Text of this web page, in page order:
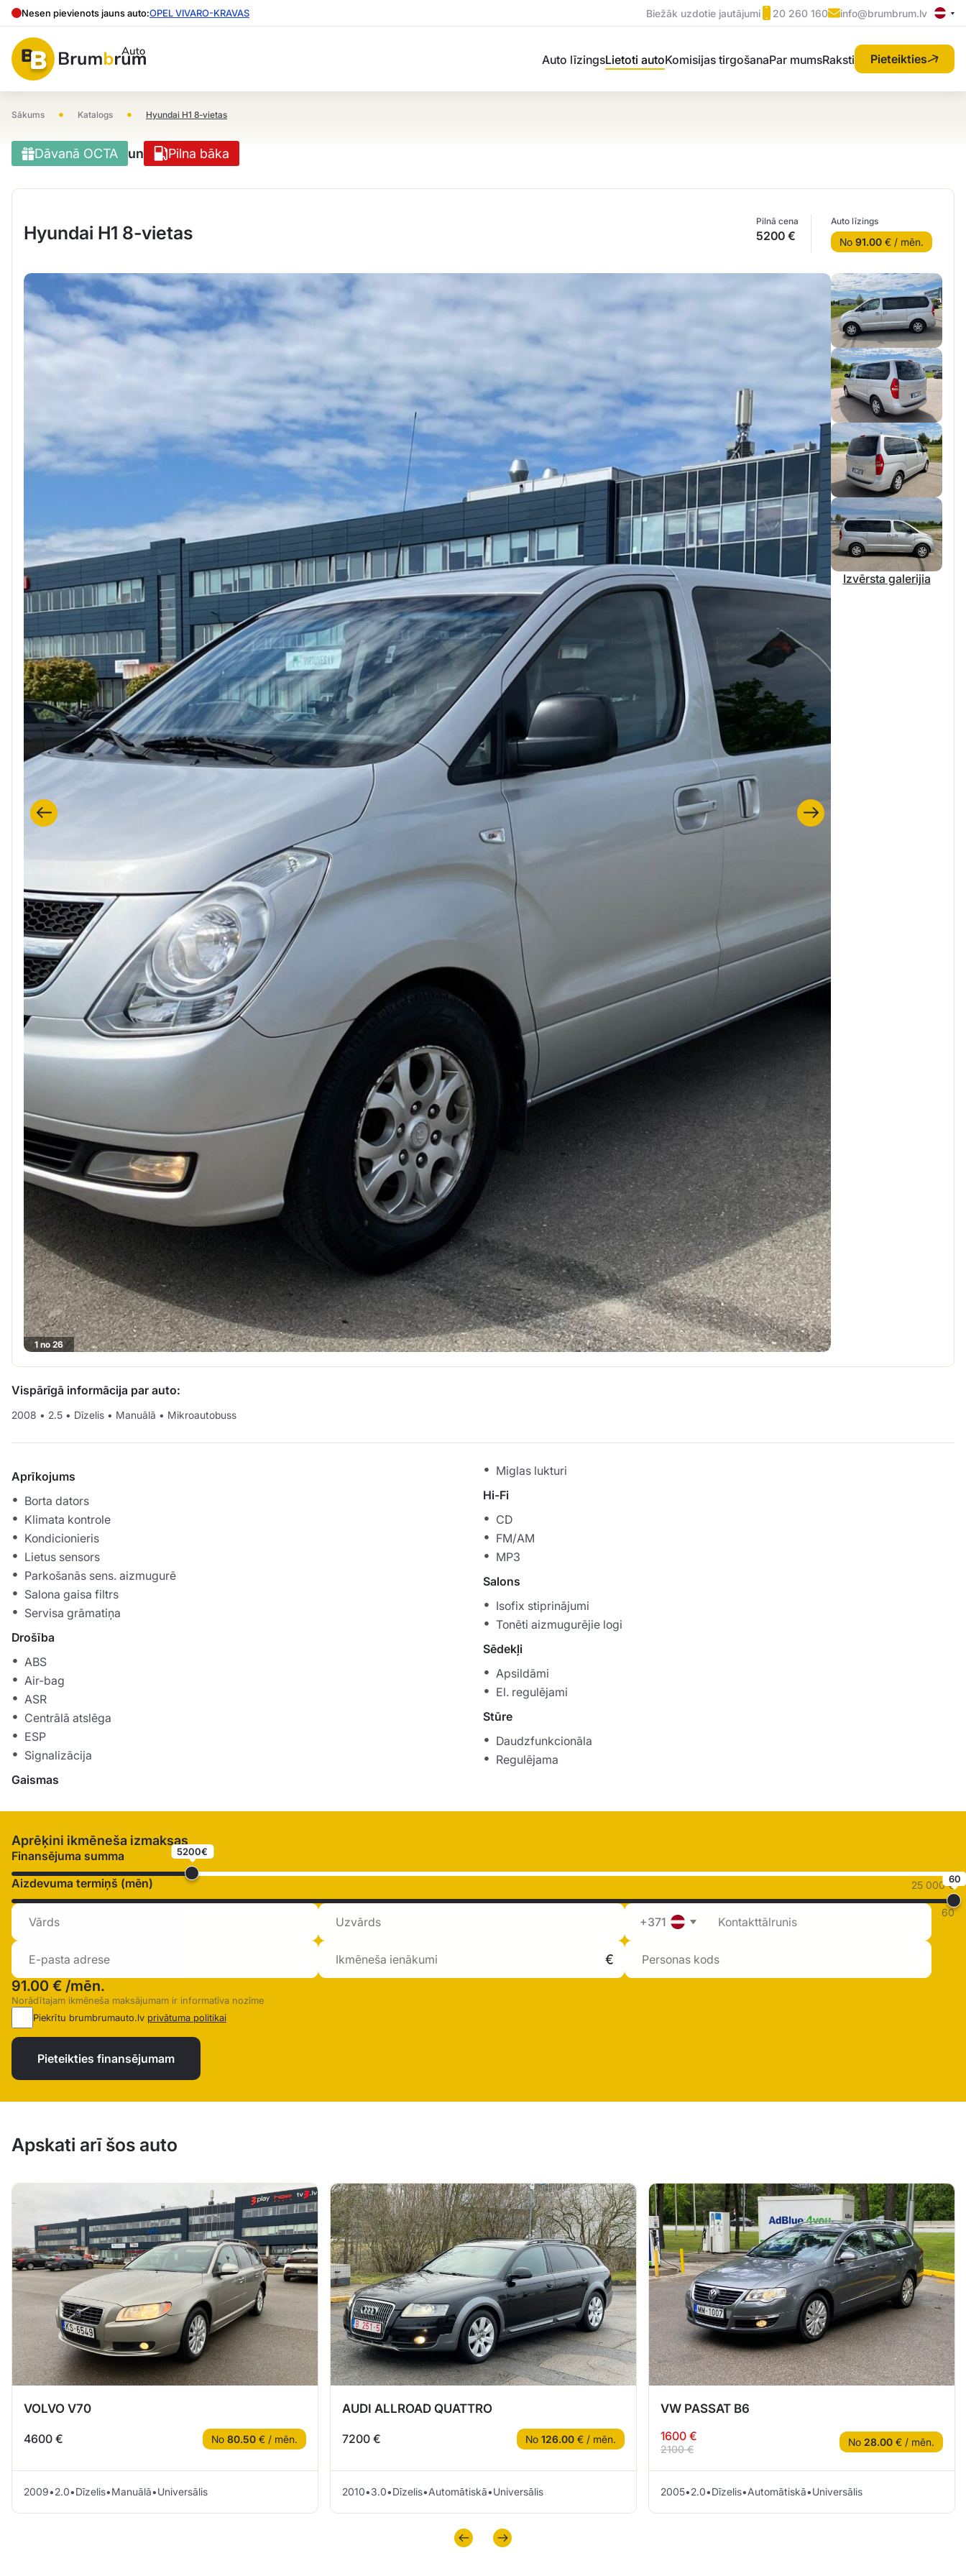
Nesen pievienots jauns auto:OPEL VIVARO-KRAVAS Biežāk uzdotie jautājumi 20 260 160 info@brumbrum.lv
Auto līzingsLietoti autoKomisijas tirgošanaPar mumsRaksti Pieteikties
Sākums • Katalogs • Hyundai H1 8-vietas
Dāvanā OCTA un Pilna bāka
Hyundai H1 8-vietas
Pilnā cena
5200 €
Auto līzings
No 91.00 € / mēn.
1 no 26
Izvērsta galerijia
Vispārīgā informācija par auto:
2008 • 2.5 • Dīzelis • Manuālā • Mikroautobuss
Aprīkojums
Borta dators
Klimata kontrole
Kondicionieris
Lietus sensors
Parkošanās sens. aizmugurē
Salona gaisa filtrs
Servisa grāmatiņa
Drošība
ABS
Air-bag
ASR
Centrālā atslēga
ESP
Signalizācija
Gaismas
Miglas lukturi
Hi-Fi
CD
FM/AM
MP3
Salons
Isofix stiprinājumi
Tonēti aizmugurējie logi
Sēdekļi
Apsildāmi
El. regulējami
Stūre
Daudzfunkcionāla
Regulējama
Aprēķini ikmēneša izmaksas
Finansējuma summa 5200€
25 000 €
Aizdevuma termiņš (mēn) 60
60
+371
91.00 € /mēn.
Norādītajam ikmēneša maksājumam ir informatīva nozīme
Piekrītu brumbrumauto.lv privātuma politikai
Pieteikties finansējumam
Apskati arī šos auto
VOLVO V70
4600 € No 80.50 € / mēn.
2009•2.0•Dīzelis•Manuālā•Universālis
AUDI ALLROAD QUATTRO
7200 € No 126.00 € / mēn.
2010•3.0•Dīzelis•Automātiskā•Universālis
VW PASSAT B6
1600 €
2100 €
No 28.00 € / mēn.
2005•2.0•Dīzelis•Automātiskā•Universālis